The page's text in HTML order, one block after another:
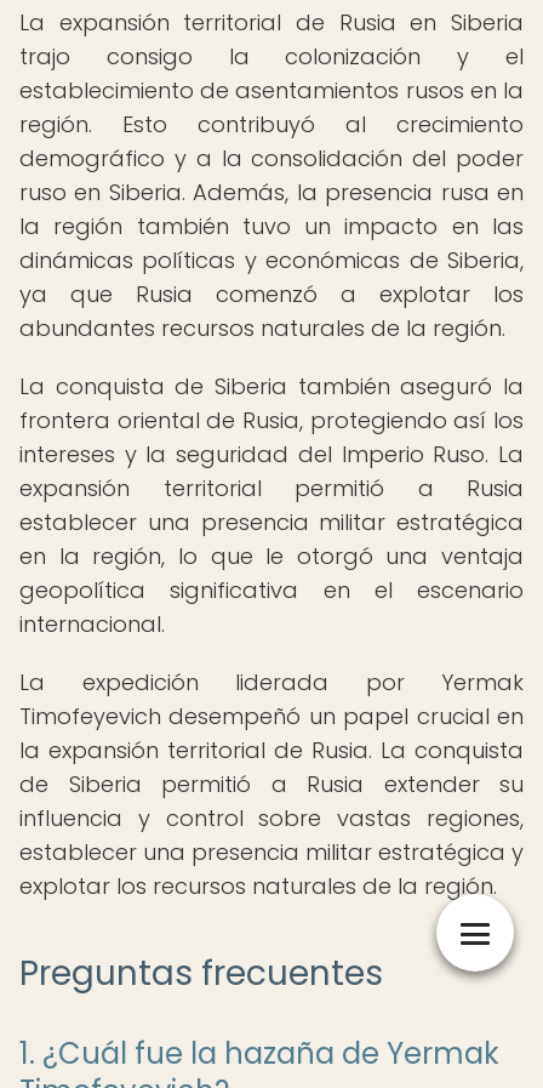
La expansión territorial de Rusia en Siberia
trajo consigo la colonización y el
establecimiento de asentamientos rusos en la
región. Esto contribuyó al crecimiento
demográfico y a la consolidación del poder
ruso en Siberia. Además, la presencia rusa en
la región también tuvo un impacto en las
dinámicas políticas y económicas de Siberia,
ya que Rusia comenzó a explotar los
abundantes recursos naturales de la región.
La conquista de Siberia también aseguró la
frontera oriental de Rusia, protegiendo así los
intereses y la seguridad del Imperio Ruso. La
expansión territorial permitió a Rusia
establecer una presencia militar estratégica
en la región, lo que le otorgó una ventaja
geopolítica significativa en el escenario
internacional.
La expedición liderada por Yermak
Timofeyevich desempeñó un papel crucial en
la expansión territorial de Rusia. La conquista
de Siberia permitió a Rusia extender su
influencia y control sobre vastas regiones,
establecer una presencia militar estratégica y
explotar los recursos naturales de la región.
Preguntas frecuentes
1. ¿Cuál fue la hazaña de Yermak